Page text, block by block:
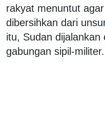
rakyat menuntut
dibersihkan dari
itu, Sudan
gabungan sipil-militer.